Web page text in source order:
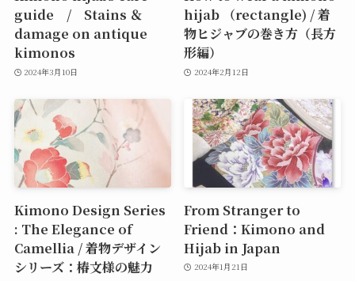
guide / Stains ＆
damage on antique
kimonos
2024年3月10日
hijab （rectangle) / 着
物ヒジャブの巻き方（長方
形編）
2024年2月12日
Kimono Design Series
: The Elegance of
Camellia / 着物デザイン
シリーズ：椿文様の魅力
From Stranger to
Friend：Kimono and
Hijab in Japan
2024年1月21日